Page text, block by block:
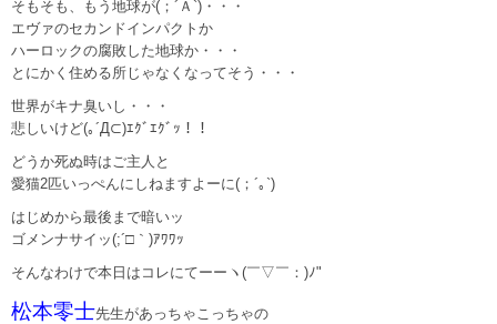
そもそも、もう地球が(；´Ａ`)・・・
エヴァのセカンドインパクトか
ハーロックの腐敗した地球か・・・
とにかく住める所じゃなくなってそう・・・
世界がキナ臭いし・・・
悲しいけど(｡´Д⊂)ｴｸﾞｴｸﾞｯ！！
どうか死ぬ時はご主人と
愛猫2匹いっぺんにしねますよーに(；´｡`)
はじめから最後まで暗いッ
ゴメンナサイッ(;´□｀)ｱﾜﾜｯ
そんなわけで本日はコレにてーーヽ(￣▽￣：)ﾉ"
松本零士先生があっちゃこっちゃの